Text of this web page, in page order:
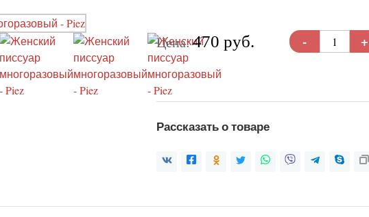
Цена:470 руб. - +
Рассказать о товаре